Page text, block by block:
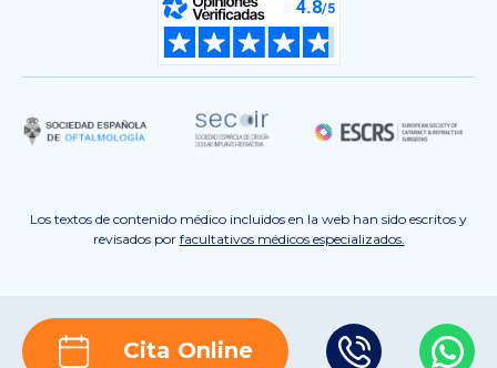
Los textos de contenido médico incluidos en la web han sido escritos y
revisados por facultativos médicos especializados.
Cita Online